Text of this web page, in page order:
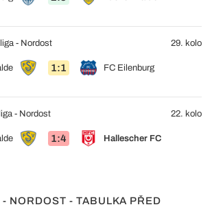
1:1 FC Eilenburg
- Nordost 29. kolo
1:4 Hallescher FC
- Nordost 22. kolo
NORDOST - TABULKA PŘED